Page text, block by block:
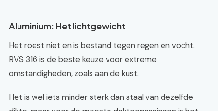
Aluminium: Het lichtgewicht
Het roest niet en is bestand tegen regen en vocht.
RVS 316 is de beste keuze voor extreme
omstandigheden, zoals aan de kust.
Het is wel iets minder sterk dan staal van dezelfde